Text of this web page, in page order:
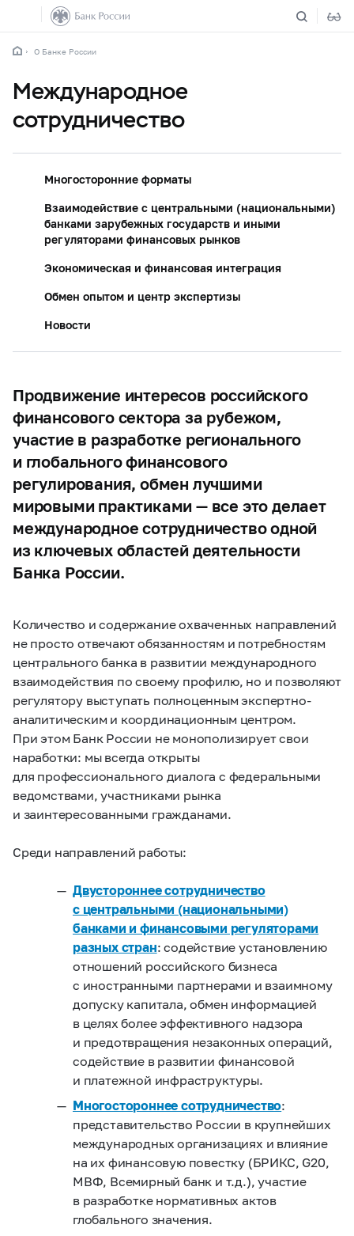
О Банке России
Международное
сотрудничество
Многосторонние форматы
Взаимодействие с центральными (национальными)
банками зарубежных государств и иными
регуляторами финансовых рынков
Экономическая и финансовая интеграция
Обмен опытом и центр экспертизы
Новости
Продвижение интересов российского
финансового сектора за рубежом,
участие в разработке регионального
и глобального финансового
регулирования, обмен лучшими
мировыми практиками — все это делает
международное сотрудничество одной
из ключевых областей деятельности
Банка России.
Количество и содержание охваченных направлений
не просто отвечают обязанностям и потребностям
центрального банка в развитии международного
взаимодействия по своему профилю, но и позволяют
регулятору выступать полноценным экспертно-
аналитическим и координационным центром.
При этом Банк России не монополизирует свои
наработки: мы всегда открыты
для профессионального диалога с федеральными
ведомствами, участниками рынка
и заинтересованными гражданами.
Среди направлений работы:
Двустороннее сотрудничество
с центральными (национальными)
банками и финансовыми регуляторами
разных стран: содействие установлению
отношений российского бизнеса
с иностранными партнерами и взаимному
допуску капитала, обмен информацией
в целях более эффективного надзора
и предотвращения незаконных операций,
содействие в развитии финансовой
и платежной инфраструктуры.
Многостороннее сотрудничество:
представительство России в крупнейших
международных организациях и влияние
на их финансовую повестку (БРИКС, G20,
МВФ, Всемирный банк и т.д.), участие
в разработке нормативных актов
глобального значения.